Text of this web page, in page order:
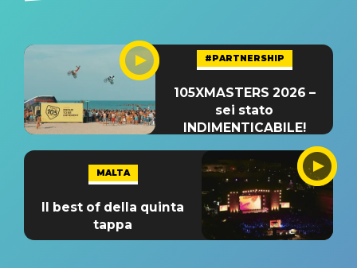
#PARTNERSHIP
105XMASTERS 2026 –
sei stato
INDIMENTICABILE!
MALTA
Il best of della quinta
tappa